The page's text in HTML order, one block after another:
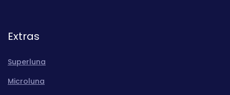
Extras
Superluna
Microluna